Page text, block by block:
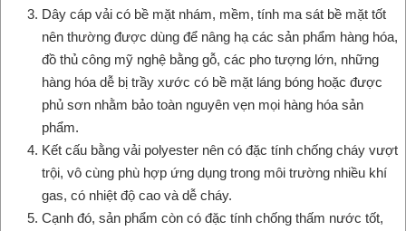
Dây cáp vải có bề mặt nhám, mềm, tính ma sát bề mặt tốt
nên thường được dùng để nâng hạ các sản phẩm hàng hóa,
đồ thủ công mỹ nghệ bằng gỗ, các pho tượng lớn, những
hàng hóa dễ bị trầy xước có bề mặt láng bóng hoặc được
phủ sơn nhằm bảo toàn nguyên vẹn mọi hàng hóa sản
phẩm.
Kết cấu bằng vải polyester nên có đặc tính chống cháy vượt
trội, vô cùng phù hợp ứng dụng trong môi trường nhiều khí
gas, có nhiệt độ cao và dễ cháy.
Cạnh đó, sản phẩm còn có đặc tính chống thấm nước tốt,